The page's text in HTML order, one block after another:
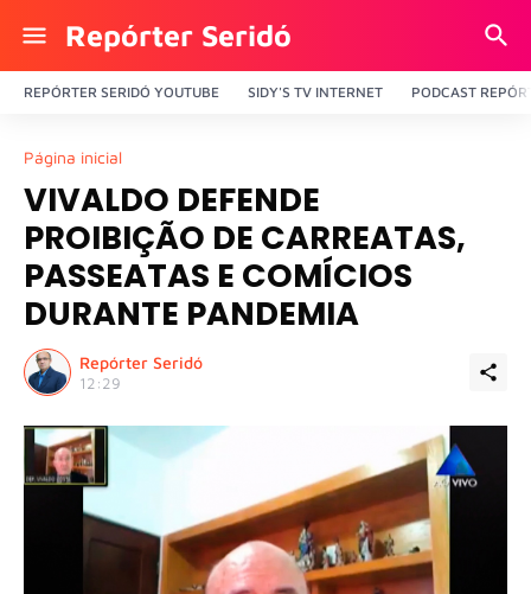
Repórter Seridó
REPÓRTER SERIDÓ YOUTUBE SIDY'S TV INTERNET PODCAST
Página inicial
VIVALDO DEFENDE
PROIBIÇÃO DE CARREATAS,
PASSEATAS E COMÍCIOS
DURANTE PANDEMIA
Repórter Seridó
12:29